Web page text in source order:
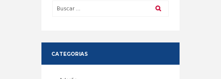
CATEGORIAS